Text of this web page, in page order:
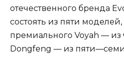
отечественного бренда
состоять из пяти моделей,
премиального Voyah — из
Dongfeng — из